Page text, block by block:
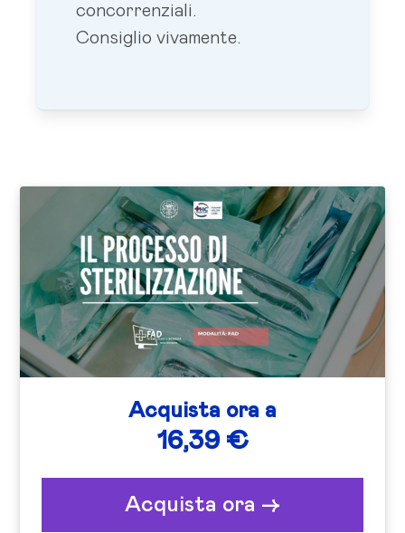
concorrenziali.
Consiglio vivamente.
Acquista ora a
16,39 €
Acquista ora ->